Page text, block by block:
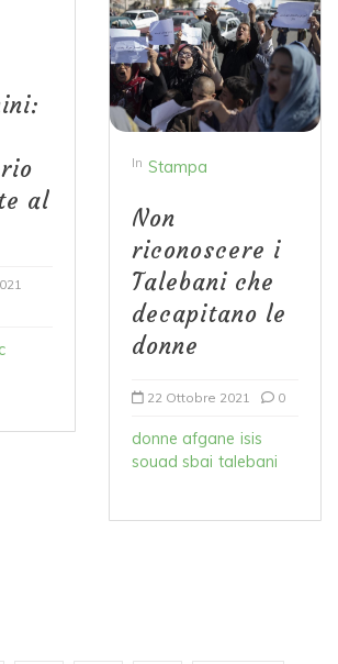
al
In Stampa
Non
riconoscere i
Talebani che
decapitano le
donne
22 Ottobre 2021 0
donne afgane isis
souad sbai talebani